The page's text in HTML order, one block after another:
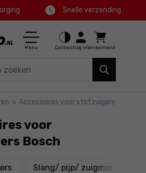
Ctrl
Filters
Sitemap
Snelle verzending
Menu Contrast Log inWinkelmand
> Accessoires voor stofzuigers
voor
Bosch
producten
Slang/ pijp/ zuigmond